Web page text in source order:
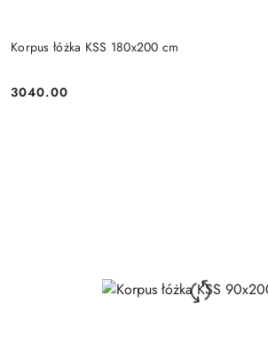
Korpus łóżka KSS 180x200 cm
Cena:
3040.00